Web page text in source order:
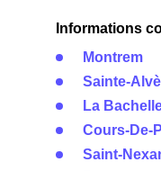
Informations
Montrem
Sainte-
La
Cours-De-
Saint-